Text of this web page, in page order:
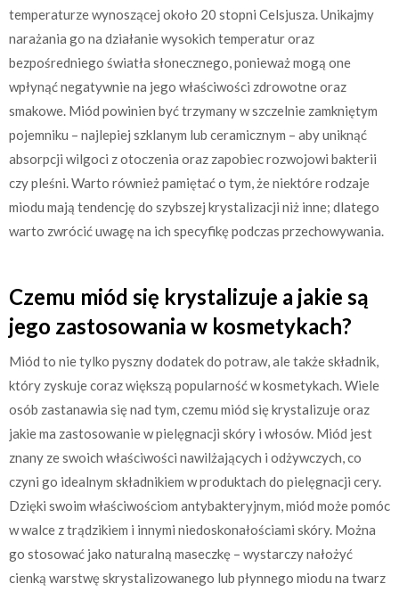
temperaturze wynoszącej około 20 stopni Celsjusza. Unikajmy
narażania go na działanie wysokich temperatur oraz
bezpośredniego światła słonecznego, ponieważ mogą one
wpłynąć negatywnie na jego właściwości zdrowotne oraz
smakowe. Miód powinien być trzymany w szczelnie zamkniętym
pojemniku – najlepiej szklanym lub ceramicznym – aby uniknąć
absorpcji wilgoci z otoczenia oraz zapobiec rozwojowi bakterii
czy pleśni. Warto również pamiętać o tym, że niektóre rodzaje
miodu mają tendencję do szybszej krystalizacji niż inne; dlatego
warto zwrócić uwagę na ich specyfikę podczas przechowywania.
Czemu miód się krystalizuje a jakie są
jego zastosowania w kosmetykach?
Miód to nie tylko pyszny dodatek do potraw, ale także składnik,
który zyskuje coraz większą popularność w kosmetykach. Wiele
osób zastanawia się nad tym, czemu miód się krystalizuje oraz
jakie ma zastosowanie w pielęgnacji skóry i włosów. Miód jest
znany ze swoich właściwości nawilżających i odżywczych, co
czyni go idealnym składnikiem w produktach do pielęgnacji cery.
Dzięki swoim właściwościom antybakteryjnym, miód może pomóc
w walce z trądzikiem i innymi niedoskonałościami skóry. Można
go stosować jako naturalną maseczkę – wystarczy nałożyć
cienką warstwę skrystalizowanego lub płynnego miodu na twarz